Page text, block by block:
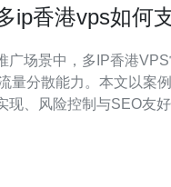
ip香港vps如何
广场景中，多IP香港
量分散能力。本文以案
现、风险控制与SEO友